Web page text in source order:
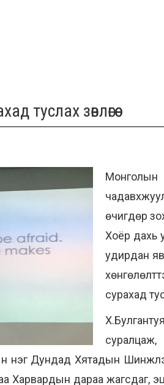
туслах зөвлөгөө
Монголын
өчигдөр
Хоёр дахь
удирдан
сурахад
нэг Дундад Хятадын
Харвардын дараа жагсдаг,